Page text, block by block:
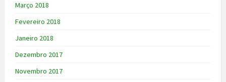
Março 2018
Fevereiro 2018
Janeiro 2018
Dezembro 2017
Novembro 2017